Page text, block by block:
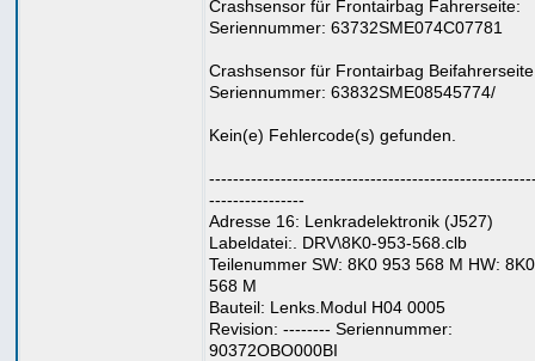
Crashsensor für Frontairbag Fahrerseite:
Seriennummer: 63732SME074C07781
Crashsensor für Frontairbag
Seriennummer: 63832SME08545774/
Kein(e) Fehlercode(s) gefunden.
----------------
Adresse 16: Lenkradelektronik (J527)
Labeldatei:. DRV\8K0-953-568.clb
Teilenummer SW: 8K0 953 568 M HW:
568 M
Bauteil: Lenks.Modul H04 0005
Revision: -------- Seriennummer:
90372OBO000BI